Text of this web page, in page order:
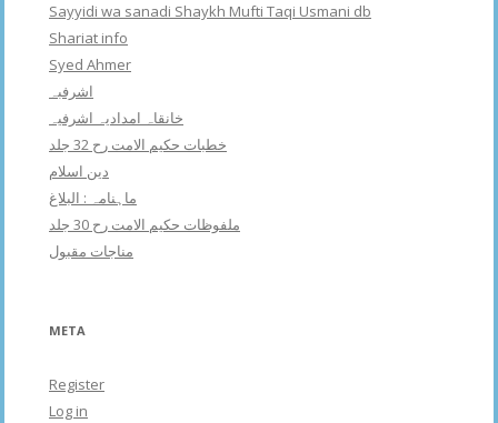
Sayyidi wa sanadi Shaykh Mufti Taqi Usmani db
Shariat info
Syed Ahmer
اشرفبہ
خانقاہ امدادیہ اشرفیہ
خطبات حکیم الامت رح 32 جلد
دین اسلام
ماہنامہ : البلاغ
ملفوظات حکیم الامت رح 30 جلد
مناجات مقبول
META
Register
Log in